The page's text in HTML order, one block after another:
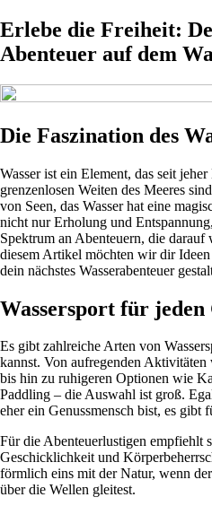
Erlebe die Freiheit:
Abenteuer auf dem
Die Faszination des
Wasser ist ein Element, das seit
grenzenlosen Weiten des Meeres
von Seen, das Wasser hat eine
nicht nur Erholung und
Spektrum an Abenteuern, die
diesem Artikel möchten wir dir
dein nächstes Wasserabenteuer
Wassersport für jeden
Es gibt zahlreiche Arten von
kannst. Von aufregenden
bis hin zu ruhigeren Optionen wie
Paddling – die Auswahl ist groß.
eher ein Genussmensch bist, es gibt
Für die Abenteuerlustigen empfiehlt
Geschicklichkeit und
förmlich eins mit der Natur, wenn
über die Wellen gleitest.